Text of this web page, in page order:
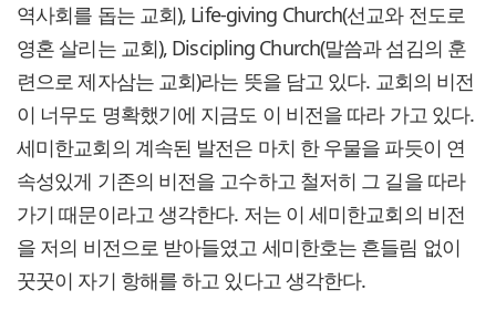
역사회를 돕는 교회), Life-giving Church(선교와 전도로
영혼 살리는 교회), Discipling Church(말씀과 섬김의 훈
련으로 제자삼는 교회)라는 뜻을 담고 있다. 교회의 비전
이 너무도 명확했기에 지금도 이 비전을 따라 가고 있다.
세미한교회의 계속된 발전은 마치 한 우물을 파듯이 연
속성있게 기존의 비전을 고수하고 철저히 그 길을 따라
가기 때문이라고 생각한다. 저는 이 세미한교회의 비전
을 저의 비전으로 받아들였고 세미한호는 흔들림 없이
꿋꿋이 자기 항해를 하고 있다고 생각한다.